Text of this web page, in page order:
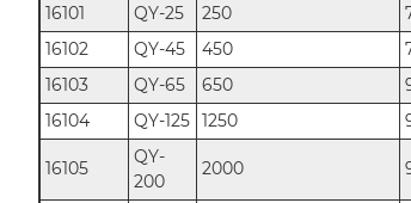
16101
QY-25 250
16102
QY-45 450
16103
QY-65 650
16104
QY-125 1250
16105
QY-
200
2000